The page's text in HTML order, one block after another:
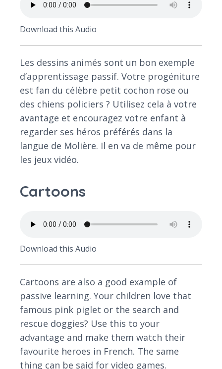
Download this Audio
Les dessins animés sont un bon exemple
d’apprentissage passif. Votre progéniture
est fan du célèbre petit cochon rose ou
des chiens policiers ? Utilisez cela à votre
avantage et encouragez votre enfant à
regarder ses héros préférés dans la
langue de Molière. Il en va de même pour
les jeux vidéo.
Cartoons
Download this Audio
Cartoons are also a good example of
passive learning. Your children love that
famous pink piglet or the search and
rescue doggies? Use this to your
advantage and make them watch their
favourite heroes in French. The same
thing can be said for video games.